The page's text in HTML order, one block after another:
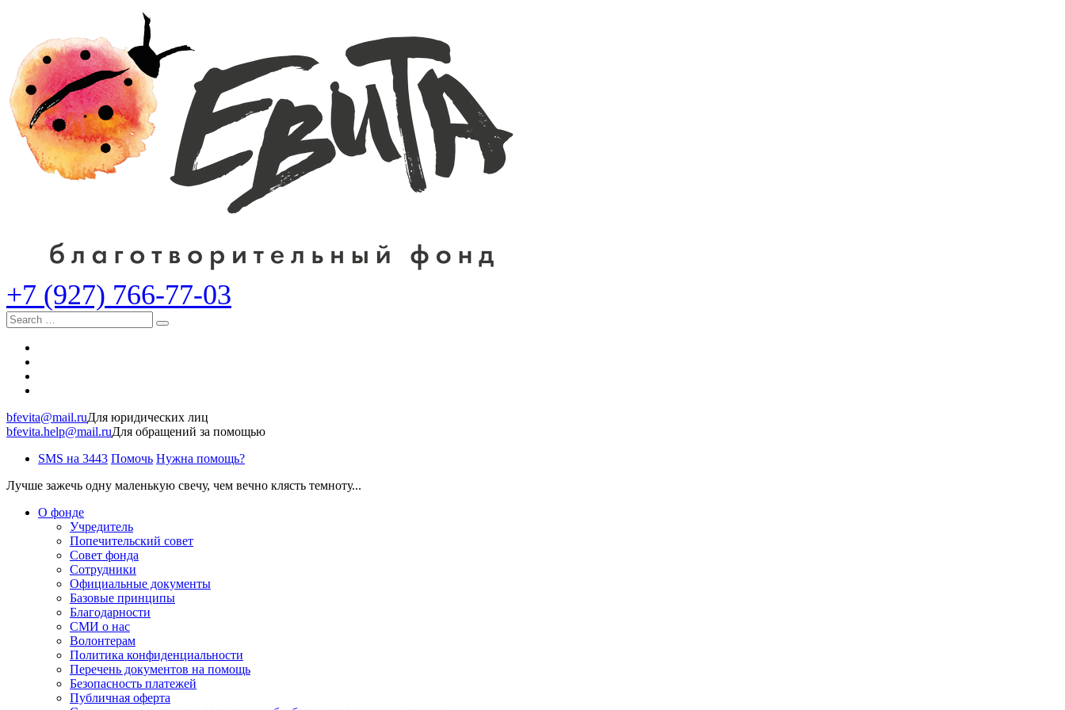
+7 (927) 766-77-03
Search
bfevita@mail.ruДля юридических лиц
bfevita.help@mail.ruДля обращений за помощью
SMS на 3443 Помочь Нужна помощь?
Лучше зажечь одну маленькую свечу, чем вечно клясть темноту...
О фонде
Учредитель
Попечительский совет
Совет фонда
Сотрудники
Официальные документы
Базовые принципы
Благодарности
СМИ о нас
Волонтерам
Политика конфиденциальности
Перечень документов на помощь
Безопасность платежей
Публичная оферта